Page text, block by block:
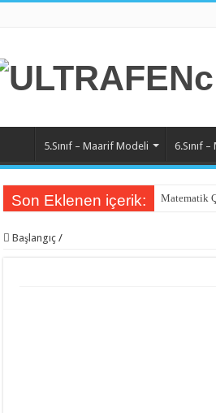
5.Sınıf – Maarif Modeli 6.Sınıf
Son Eklenen içerik: Matematik
Başlangıç /